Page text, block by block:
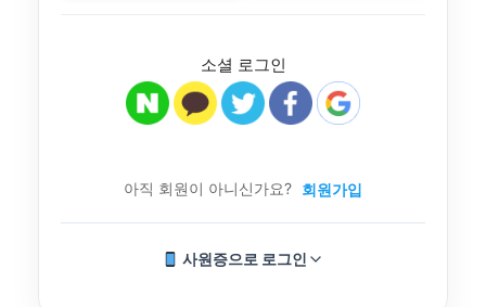
소셜 로그인
아직 회원이 아니신가요? 회원가입
사원증으로 로그인